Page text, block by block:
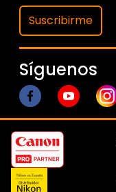
Suscribirme
Síguenos